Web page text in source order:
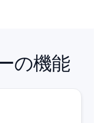
の機能